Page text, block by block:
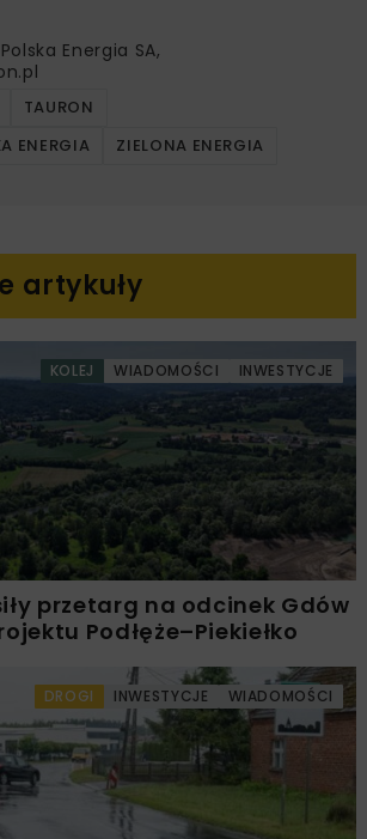
Energia SA,
TAURON
ENERGIA
ZIELONA ENERGIA
artykuły
KOLEJ WIADOMOŚCI INWESTYCJE
przetarg na odcinek Gdów
Podłęże–Piekiełko
DROGI INWESTYCJE WIADOMOŚCI